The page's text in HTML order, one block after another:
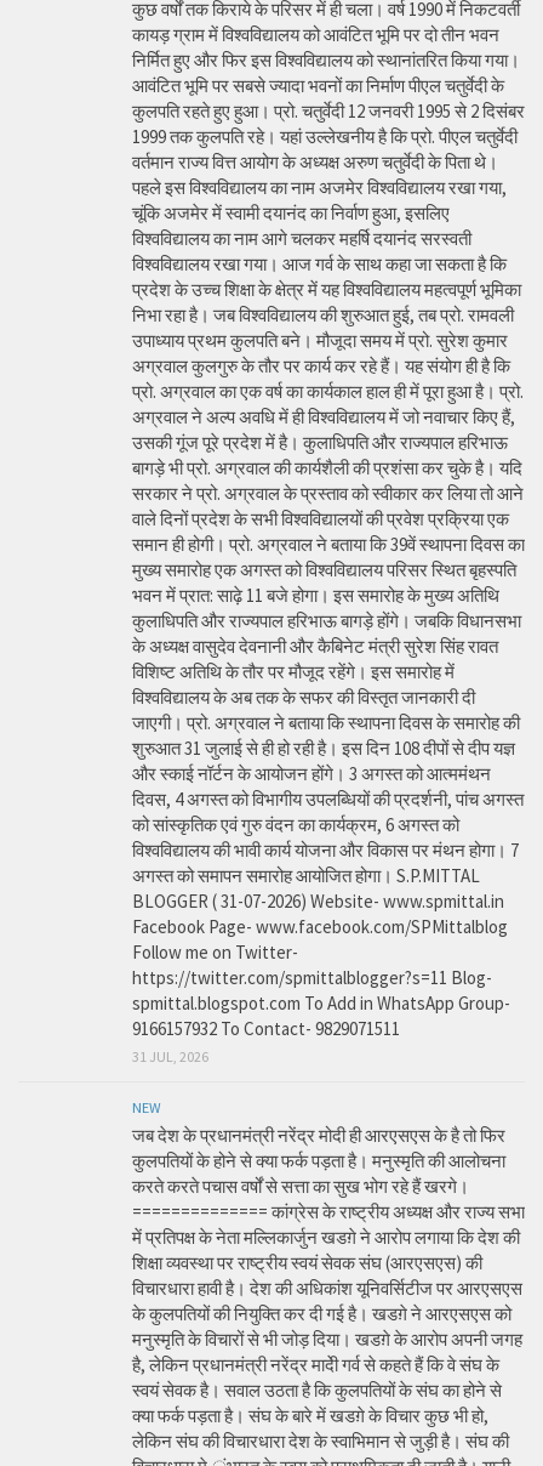
कुछ वर्षों तक किराये के परिसर में ही चला। वर्ष 1990 में निकटवर्ती
कायड़ ग्राम में विश्वविद्यालय को आवंटित भूमि पर दो तीन भवन
निर्मित हुए और फिर इस विश्वविद्यालय को स्थानांतरित किया गया।
आवंटित भूमि पर सबसे ज्यादा भवनों का निर्माण पीएल चतुर्वेदी के
कुलपति रहते हुए हुआ। प्रो. चतुर्वेदी 12 जनवरी 1995 से 2 दिसंबर
1999 तक कुलपति रहे। यहां उल्लेखनीय है कि प्रो. पीएल चतुर्वेदी
वर्तमान राज्य वित्त आयोग के अध्यक्ष अरुण चतुर्वेदी के पिता थे।
पहले इस विश्वविद्यालय का नाम अजमेर विश्वविद्यालय रखा गया,
चूंकि अजमेर में स्वामी दयानंद का निर्वाण हुआ, इसलिए
विश्वविद्यालय का नाम आगे चलकर महर्षि दयानंद सरस्वती
विश्वविद्यालय रखा गया। आज गर्व के साथ कहा जा सकता है कि
प्रदेश के उच्च शिक्षा के क्षेत्र में यह विश्वविद्यालय महत्वपूर्ण भूमिका
निभा रहा है। जब विश्वविद्यालय की शुरुआत हुई, तब प्रो. रामवली
उपाध्याय प्रथम कुलपति बने। मौजूदा समय में प्रो. सुरेश कुमार
अग्रवाल कुलगुरु के तौर पर कार्य कर रहे हैं। यह संयोग ही है कि
प्रो. अग्रवाल का एक वर्ष का कार्यकाल हाल ही में पूरा हुआ है। प्रो.
अग्रवाल ने अल्प अवधि में ही विश्वविद्यालय में जो नवाचार किए हैं,
उसकी गूंज पूरे प्रदेश में है। कुलाधिपति और राज्यपाल हरिभाऊ
बागड़े भी प्रो. अग्रवाल की कार्यशैली की प्रशंसा कर चुके है। यदि
सरकार ने प्रो. अग्रवाल के प्रस्ताव को स्वीकार कर लिया तो आने
वाले दिनों प्रदेश के सभी विश्वविद्यालयों की प्रवेश प्रक्रिया एक
समान ही होगी। प्रो. अग्रवाल ने बताया कि 39वें स्थापना दिवस का
मुख्य समारोह एक अगस्त को विश्वविद्यालय परिसर स्थित बृहस्पति
भवन में प्रात: साढ़े 11 बजे होगा। इस समारोह के मुख्य अतिथि
कुलाधिपति और राज्यपाल हरिभाऊ बागड़े होंगे। जबकि विधानसभा
के अध्यक्ष वासुदेव देवनानी और कैबिनेट मंत्री सुरेश सिंह रावत
विशिष्ट अतिथि के तौर पर मौजूद रहेंगे। इस समारोह में
विश्वविद्यालय के अब तक के सफर की विस्तृत जानकारी दी
जाएगी। प्रो. अग्रवाल ने बताया कि स्थापना दिवस के समारोह की
शुरुआत 31 जुलाई से ही हो रही है। इस दिन 108 दीपों से दीप यज्ञ
और स्काई नॉर्टन के आयोजन होंगे। 3 अगस्त को आत्ममंथन
दिवस, 4 अगस्त को विभागीय उपलब्धियों की प्रदर्शनी, पांच अगस्त
को सांस्कृतिक एवं गुरु वंदन का कार्यक्रम, 6 अगस्त को
विश्वविद्यालय की भावी कार्य योजना और विकास पर मंथन होगा। 7
अगस्त को समापन समारोह आयोजित होगा। S.P.MITTAL
BLOGGER ( 31-07-2026) Website- www.spmittal.in
Facebook Page- www.facebook.com/SPMittalblog
Follow me on Twitter-
https://twitter.com/spmittalblogger?s=11 Blog-
spmittal.blogspot.com To Add in WhatsApp Group-
9166157932 To Contact- 9829071511
31 JUL, 2026
NEW
जब देश के प्रधानमंत्री नरेंद्र मोदी ही आरएसएस के है तो फिर
कुलपतियों के होने से क्या फर्क पड़ता है। मनुस्मृति की आलोचना
करते करते पचास वर्षों से सत्ता का सुख भोग रहे हैं खरगे।
============== कांग्रेस के राष्ट्रीय अध्यक्ष और राज्य सभा
में प्रतिपक्ष के नेता मल्लिकार्जुन खडग़े ने आरोप लगाया कि देश की
शिक्षा व्यवस्था पर राष्ट्रीय स्वयं सेवक संघ (आरएसएस) की
विचारधारा हावी है। देश की अधिकांश यूनिवर्सिटीज पर आरएसएस
के कुलपतियों की नियुक्ति कर दी गई है। खडग़े ने आरएसएस को
मनुस्मृति के विचारों से भी जोड़ दिया। खडग़े के आरोप अपनी जगह
है, लेकिन प्रधानमंत्री नरेंद्र मादेी गर्व से कहते हैं कि वे संघ के
स्वयं सेवक है। सवाल उठता है कि कुलपतियों के संघ का होने से
क्या फर्क पड़ता है। संघ के बारे में खडग़े के विचार कुछ भी हो,
लेकिन संघ की विचारधारा देश के स्वाभिमान से जुड़ी है। संघ की